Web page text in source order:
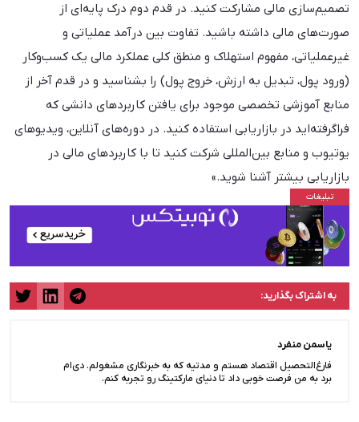
تصمیم‌سازی مالی مشارکت کنید. در قدم دوم درک پایه‌ای از
صورت‌های مالی داشته باشید. تفاوت بین درآمد عملیاتی و
غیرعملیاتی، مفهوم استهلاک و منطق کلی عملکرد مالی یک کسب‌وکار
(ورود پول، تبدیل به ارزش، خروج پول) را بشناسید و در قدم آخر از
منابع آموزشی تخصصی موجود برای یافتن کاربردهای دانشی که
فراگرفته‌اید در بازاریابی استفاده کنید. در دوره‌های آنلاین، ویدیوهای
یوتیوب و منابع بین‌المللی شرکت کنید تا با کاربردهای مالی در
بازاریابی بیشتر آشنا شوید.»
به اشتراک بگذارید:
یاسمن منفرد
فارغ‌التحصیل اقتصاد هستم و مدتیه که به خبرنگاری مشغولم. دی‌ام
برد به من فرصت خوبی داد تا دنیای مارکتینگ رو تجربه کنم.